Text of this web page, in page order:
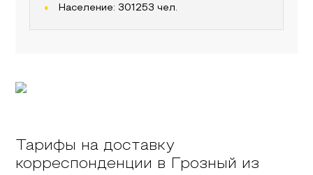
Население: 301253 чел.
Тарифы на доставку
корреспонденции в Грозный из